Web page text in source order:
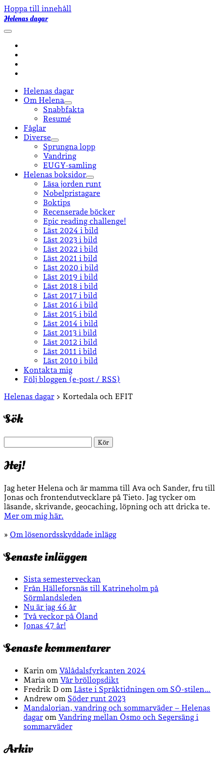
Hoppa till innehåll
Helenas dagar
öppna
Helenas dagar
Om Helena
öppna
undermeny
Snabbfakta
Resumé
Fåglar
Diverse
öppna
undermeny
Sprungna lopp
Vandring
EUGY-samling
Helenas boksidor
öppna
undermeny
Läsa jorden runt
Nobelpristagare
Boktips
Recenserade böcker
Epic reading challenge!
Läst 2024 i bild
Läst 2023 i bild
Läst 2022 i bild
Läst 2021 i bild
Läst 2020 i bild
Läst 2019 i bild
Läst 2018 i bild
Läst 2017 i bild
Läst 2016 i bild
Läst 2015 i bild
Läst 2014 i bild
Läst 2013 i bild
Läst 2012 i bild
Läst 2011 i bild
Läst 2010 i bild
Kontakta mig
Följ bloggen (e-post / RSS)
Sidopanel
Helenas dagar > Kortedala och EFIT
Sök
Hej!
Jag heter Helena och är mamma till Ava och Sander, fru till
Jonas och frontendutvecklare på Tieto. Jag tycker om
läsande, skrivande, geocaching, löpning och att dricka te.
Mer om mig här.
» Om lösenordsskyddade inlägg
Senaste inläggen
Sista semesterveckan
Från Hälleforsnäs till Katrineholm på
Sörmlandsleden
Nu är jag 46 år
Två veckor på Öland
Jonas 47 år!
Senaste kommentarer
Karin om Vålådalsfyrkanten 2024
Maria om Vår bröllopsdikt
Fredrik D om Läste i Språktidningen om SÖ-stilen…
Andrew om Söder runt 2023
Mandalorian, vandring och sommarväder – Helenas
dagar om Vandring mellan Ösmo och Segersäng i
sommarväder
Arkiv